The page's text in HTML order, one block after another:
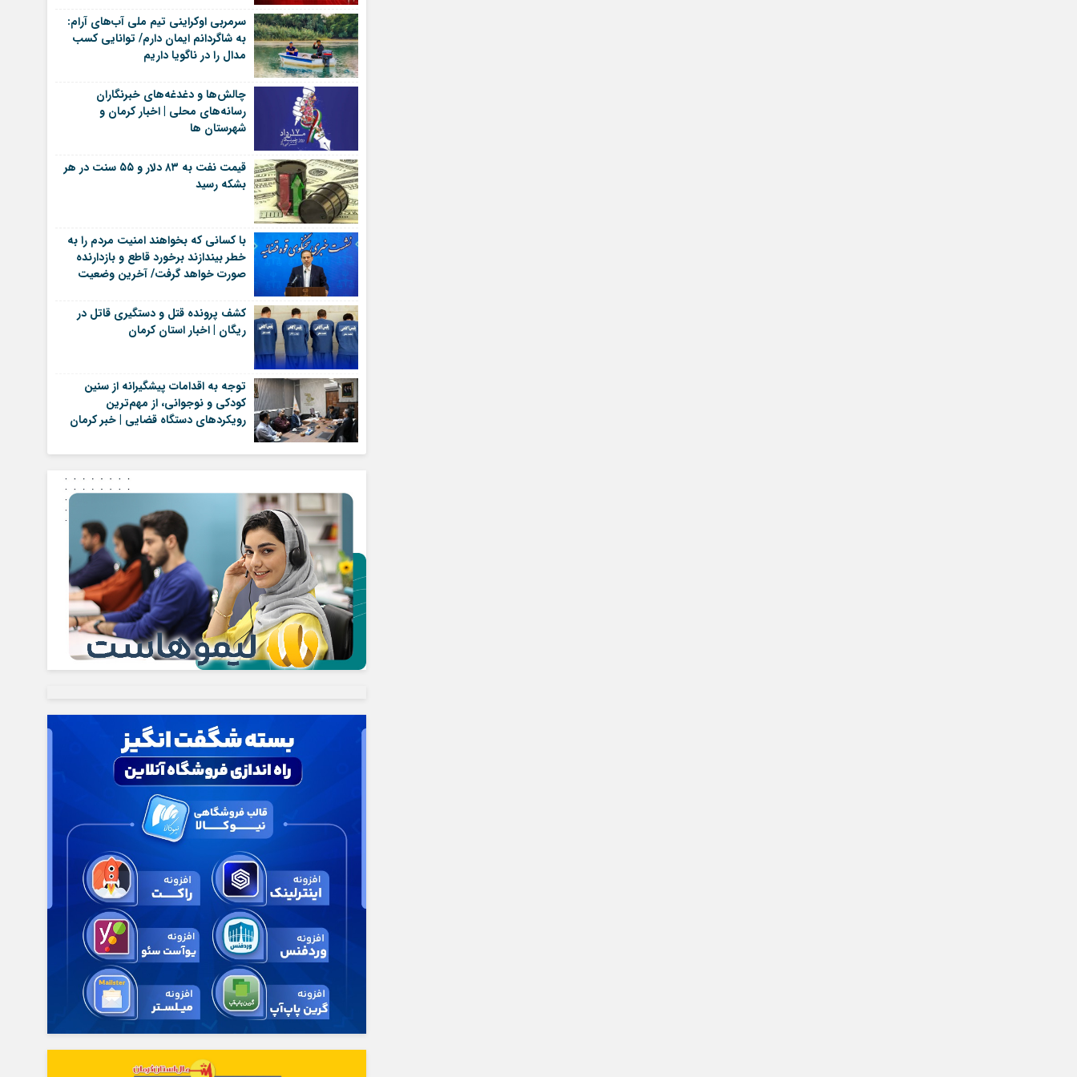
سرمربی اوکراینی تیم ملی آب‌های آرام:
به شاگردانم ایمان دارم/ توانایی کسب
مدال را در ناگویا داریم
چالش‌ها و دغدغه‌های خبرنگاران
رسانه‌های محلی | اخبار کرمان و
شهرستان ها
قیمت نفت به ۸۳ دلار و ۵۵ سنت در هر
بشکه رسید
با کسانی که بخواهند امنیت مردم را به
خطر بیندازند برخورد قاطع و بازدارنده
صورت خواهد گرفت/ آخرین وضعیت
کشف پرونده قتل و دستگیری قاتل در
ریگان | اخبار استان کرمان
توجه به اقدامات پیشگیرانه از سنین
کودکی و نوجوانی، از مهم‌ترین
رویکردهای دستگاه قضایی | خبر کرمان